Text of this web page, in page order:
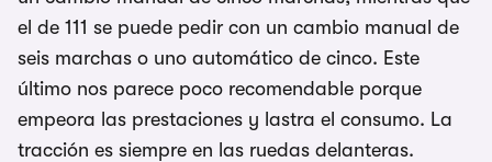
el de 111 se puede pedir con un cambio manual de
seis marchas o uno automático de cinco. Este
último nos parece poco recomendable porque
empeora las prestaciones y lastra el consumo. La
tracción es siempre en las ruedas delanteras.